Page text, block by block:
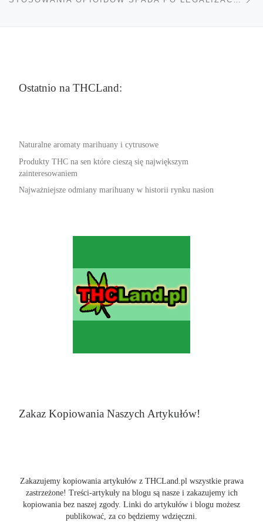
Ostatnio na THCLand:
Naturalne aromaty marihuany i cytrusowe
Produkty THC na sen które cieszą się największym
zainteresowaniem
Najważniejsze odmiany marihuany w historii rynku nasion
Zakaz Kopiowania Naszych Artykułów!
Zakazujemy kopiowania artykułów z THCLand.pl wszystkie prawa
zastrzeżone! Treści-artykuły na blogu są nasze i zakazujemy ich
kopiowania bez naszej zgody. Linki do artykułów i blogu możesz
publikować, za co będziemy wdzięczni.